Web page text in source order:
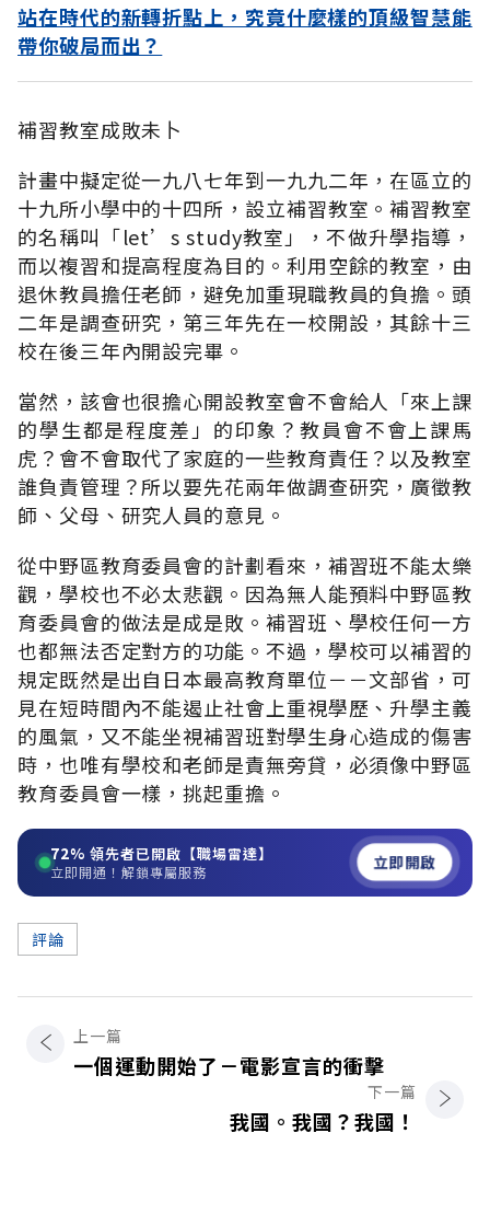
站在時代的新轉折點上，究竟什麼樣的頂級智慧能
帶你破局而出？
補習教室成敗未卜
計畫中擬定從一九八七年到一九九二年，在區立的
十九所小學中的十四所，設立補習教室。補習教室
的名稱叫「let’s study教室」，不做升學指導，
而以複習和提高程度為目的。利用空餘的教室，由
退休教員擔任老師，避免加重現職教員的負擔。頭
二年是調查研究，第三年先在一校開設，其餘十三
校在後三年內開設完畢。
當然，該會也很擔心開設教室會不會給人「來上課
的學生都是程度差」的印象？教員會不會上課馬
虎？會不會取代了家庭的一些教育責任？以及教室
誰負責管理？所以要先花兩年做調查研究，廣徵教
師、父母、研究人員的意見。
從中野區教育委員會的計劃看來，補習班不能太樂
觀，學校也不必太悲觀。因為無人能預料中野區教
育委員會的做法是成是敗。補習班、學校任何一方
也都無法否定對方的功能。不過，學校可以補習的
規定既然是出自日本最高教育單位－－文部省，可
見在短時間內不能遏止社會上重視學歷、升學主義
的風氣，又不能坐視補習班對學生身心造成的傷害
時，也唯有學校和老師是責無旁貸，必須像中野區
教育委員會一樣，挑起重擔。
72% 領先者已開啟【職場雷達】
立即開通！解鎖專屬服務 立即開啟
評論
上一篇
一個運動開始了－電影宣言的衝擊
下一篇
我國。我國？我國！